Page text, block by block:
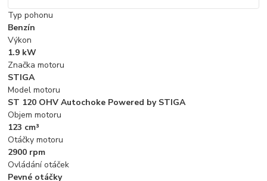
Typ pohonu
Benzín
Výkon
1.9 kW
Značka motoru
STIGA
Model motoru
ST 120 OHV Autochoke Powered by STIGA
Objem motoru
123 cm³
Otáčky motoru
2900 rpm
Ovládání otáček
Pevné otáčky